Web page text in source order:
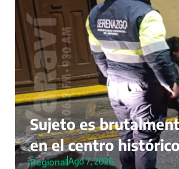
Sujeto es
en el centro
RegionalAgo 7, 2026